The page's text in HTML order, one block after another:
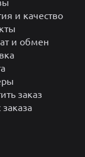
и качество
и обмен
заказ
заказа